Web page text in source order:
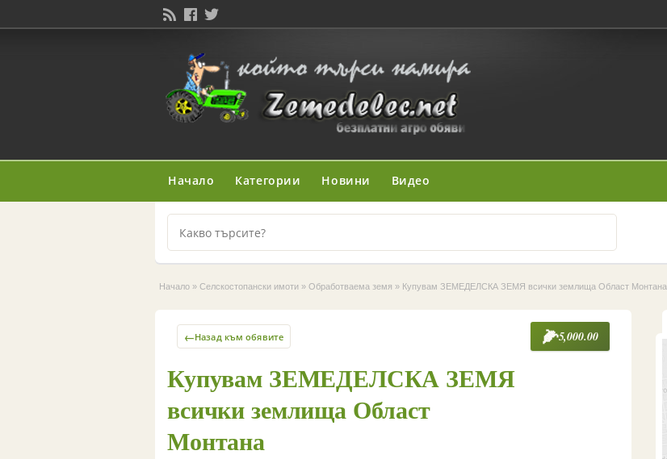
Начало Категории Новини Видео
Начало » Селскостопански имоти » Обработваема земя » Купувам ЗЕМЕДЕЛСКА ЗЕМЯ всички землища Област Монтана
←Назад към обявите 5,000.00
Купувам ЗЕМЕДЕЛСКА ЗЕМЯ
всички землища Област
Монтана